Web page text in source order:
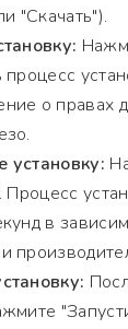
"Скачать").
процесс
о правах
установку:
Процесс
в